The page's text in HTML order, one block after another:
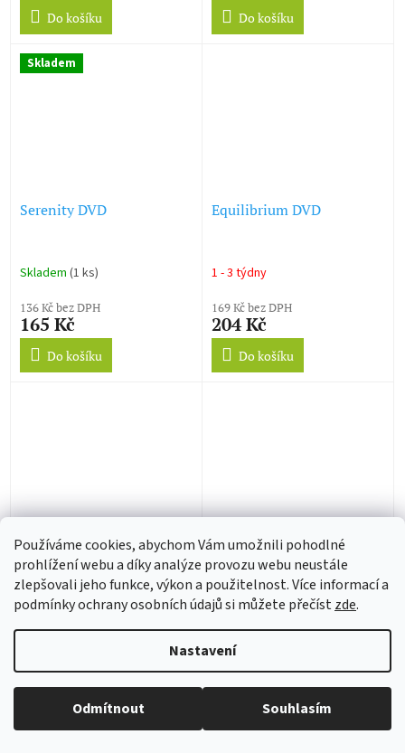
Používáme cookies, abychom Vám umožnili pohodlné
prohlížení webu a díky analýze provozu webu neustále
zlepšovali jeho funkce, výkon a použitelnost. Více informací a
podmínky ochrany osobních údajů si můžete přečístzde.
Nastavení
Odmítnout Souhlasím
Vážení zákazníci, nabízené zboží pochází ze zahraniční
distribuce, a až na výjimky neobsahuje český dabing ani
Do košíku Do košíku
Skladem
Serenity DVD
Skladem (1 ks)
136 Kč bez DPH
165 Kč
Do košíku
Equilibrium DVD
1 - 3 týdny
169 Kč bez DPH
204 Kč
Do košíku
Doctor Who Animation
Web Of Fear (DVD)
1 - 3 týdny
Mimic (DVD)
1 - 3 týdny
174 Kč bez DPH
211 Kč